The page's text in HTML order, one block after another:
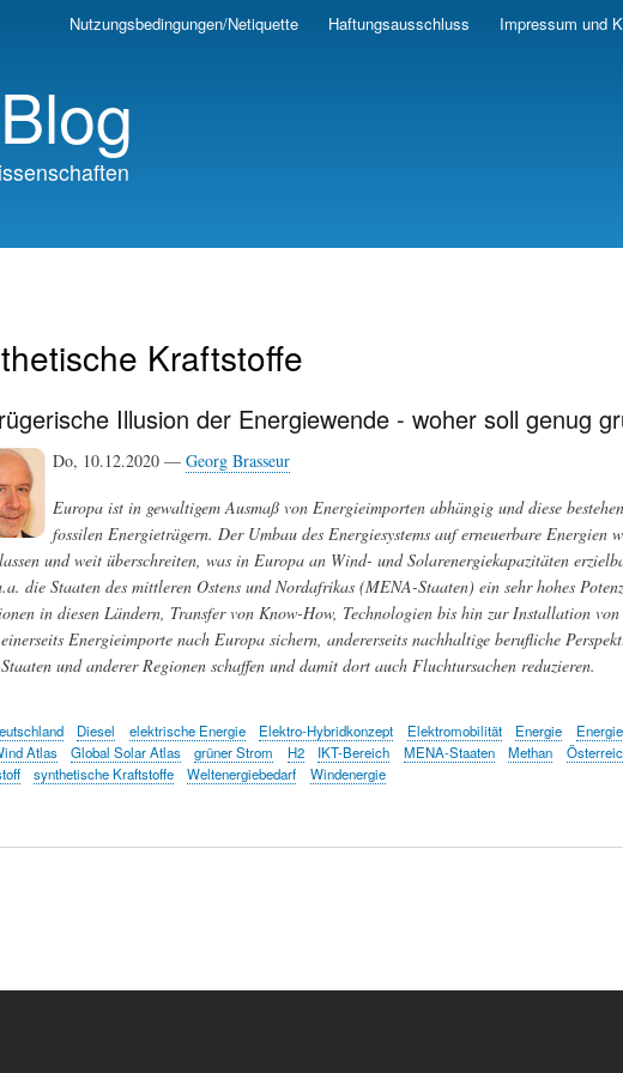
Skip
Nutzungsbedingungen/Netiquette Haftungsausschluss Impressum und
Kraftstoffe
Illusion der Energiewende - woher soll genug
Do, 10.12.2020 — Georg Brasseur
Europa ist in gewaltigem Ausmaß von Energieimporten abhängig und diese
fossilen Energieträgern. Der Umbau des Energiesystems auf erneuerbare Energien
und weit überschreiten, was in Europa an Wind- und Solarenergiekapazitäten
die Staaten des mittleren Ostens und Nordafrikas (MENA-Staaten) ein sehr hohes
in diesen Ländern, Transfer von Know-How, Technologien bis hin zur Installation
Energieimporte nach Europa sichern, andererseits nachhaltige berufliche
und anderer Regionen schaffen und damit dort auch Fluchtursachen reduzieren.
Diesel elektrische Energie Elektro-Hybridkonzept Elektromobilität Energie
Atlas
Global Solar Atlas grüner Strom H2 IKT-Bereich MENA-Staaten Methan
synthetische Kraftstoffe Weltenergiebedarf Windenergie